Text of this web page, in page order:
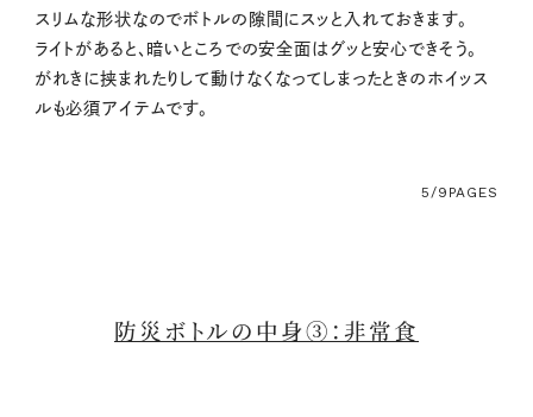
スリムな形状なのでボトルの隙間にスッと入れておきます。
ライトがあると、暗いところでの安全面はグッと安心できそう。
がれきに挟まれたりして動けなくなってしまったときのホイッス
ルも必須アイテムです。
5/9 PAGES
防災ボトルの中身③：非常食